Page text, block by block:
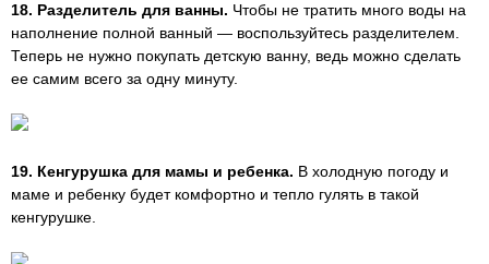
18. Разделитель для ванны. Чтобы не тратить много воды на
наполнение полной ванный — воспользуйтесь разделителем.
Теперь не нужно покупать детскую ванну, ведь можно сделать
ее самим всего за одну минуту.
19. Кенгурушка для мамы и ребенка. В холодную погоду и
маме и ребенку будет комфортно и тепло гулять в такой
кенгурушке.